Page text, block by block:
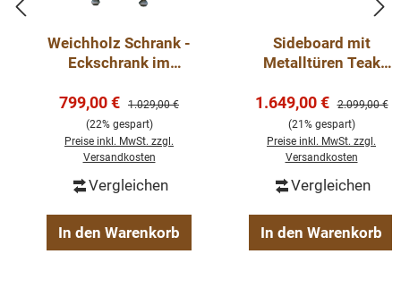
Weichholz Schrank -
Eckschrank im
Verkaufspreis:
799,00 € Regulärer Preis:
1.029,00 €
(22% gespart)
Preise inkl. MwSt. zzgl.
Versandkosten
Vergleichen
In den Warenkorb
Sideboard mit
Metalltüren Teak
Verkaufspreis:
1.649,00 € Regulärer
2.099,00 €
(21% gespart)
Preise inkl. MwSt. zzgl.
Versandkosten
Vergleichen
In den Warenkorb